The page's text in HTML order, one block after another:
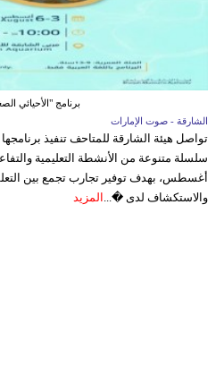
برنامج "الأحيائي
الشارقة - صوت الإمارات
سلسلة متنوعة من الأنشطة التعليمية
أغسطس، بهدف توفير تجارب تجمع بين التعلم
والاستكشاف لدى �... المزيد